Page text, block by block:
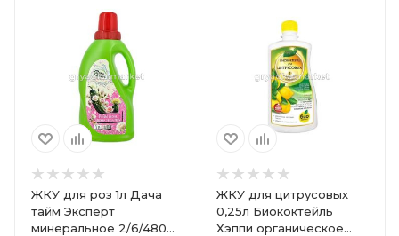
ЖКУ для роз 1л Дача
тайм Эксперт
минеральное 2/6/480
ЖКУ для цитрусовых
0,25л Биококтейль
Хэппи органическое